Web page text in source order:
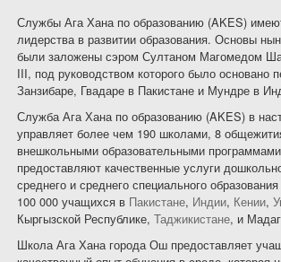
Службы Ага Хана по образованию (AKES)
лидерства в развитии образования. Основы
были заложены сэром Султаном Магомедом
III, под руководством которого было основано
Занзибаре, Гвадаре в Пакистане и Мундре в
Служба Ага Хана по образованию (AKES) в
управляет более чем 190 школами, 8
внешкольными образовательными
предоставляют качественные услуги
среднего и среднего специального
100 000 учащихся в Пакистане, Индии, Кении,
Кыргызской Республике,Таджикистане, и
Школа Ага Хана города Ош предоставляет